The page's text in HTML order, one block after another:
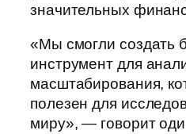
значительных
«Мы смогли создать
инструмент для
масштабирования,
полезен для
миру», — говорит